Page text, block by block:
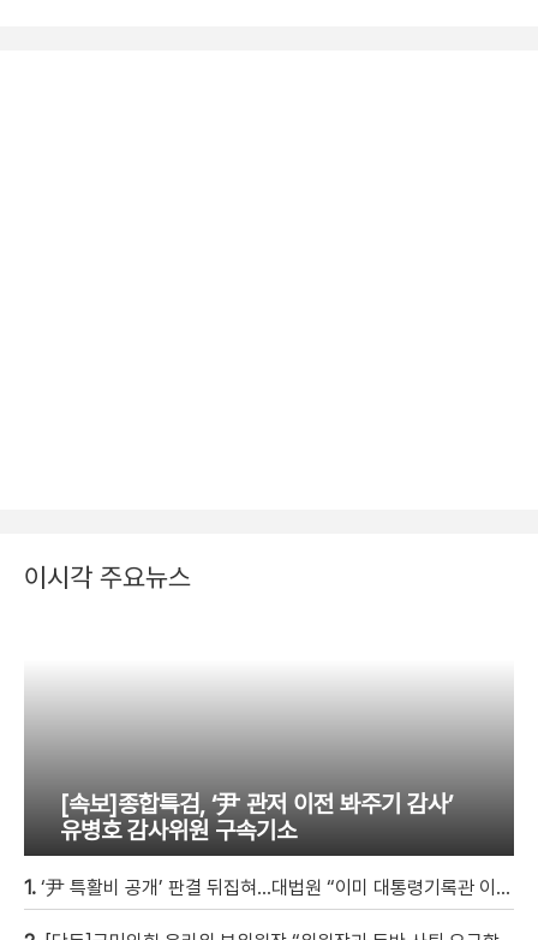
이시각 주요뉴스
[속보]종합특검, ‘尹 관저 이전 봐주기 감사’
유병호 감사위원 구속기소
1. ‘尹 특활비 공개’ 판결 뒤집혀…대법원 “이미 대통령기록관 이관”